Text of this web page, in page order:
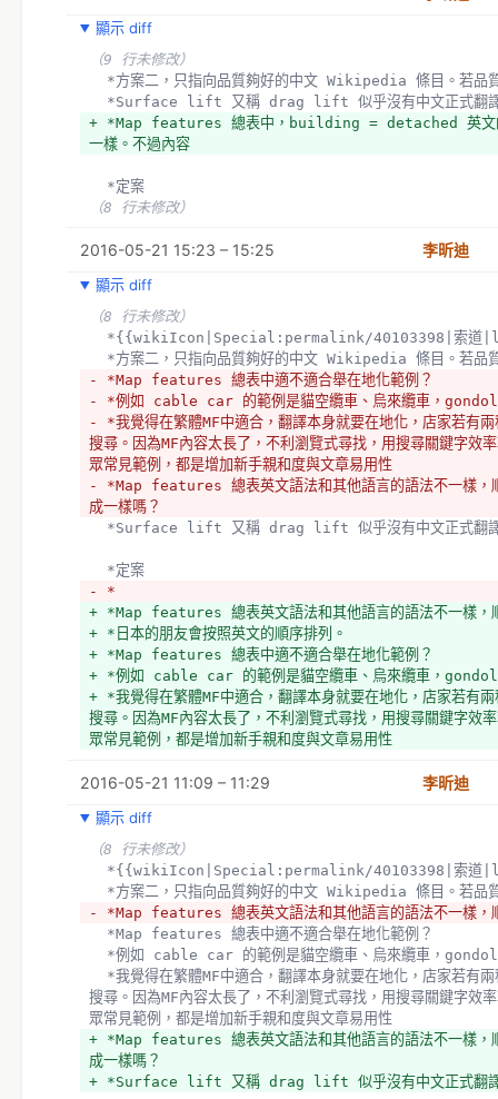
顯示 diff
（9 行未修改）
*方案二，只指向品質夠好的中文 Wikipedia 條目。若品
*Surface lift 又稱 drag lift 似乎沒有中文正式翻
+ *Map features 總表中，building = detached 英
一樣。不過內容
  *定案
（8 行未修改）
2016-05-21 15:23 – 15:25 李昕迪
顯示 diff
（8 行未修改）
*{{wikiIcon|Special:permalink/40103398|索道
*方案二，只指向品質夠好的中文 Wikipedia 條目。若品
- *Map features 總表中適不適合舉在地化範例？
- *例如 cable car 的範例是貓空纜車、烏來纜車，
- *我覺得在繁體MF中適合，翻譯本身就要在地化，店家若有
搜尋。因為MF內容太長了，不利瀏覽式尋找，用搜尋關鍵字效
眾常見範例，都是增加新手親和度與文章易用性
- *Map features 總表英文語法和其他語言的語法不一樣，
成一樣嗎？
*Surface lift 又稱 drag lift 似乎沒有中文正式翻
  *定案
- *
+ *Map features 總表英文語法和其他語言的語法不一樣，
+ *日本的朋友會按照英文的順序排列。
+ *Map features 總表中適不適合舉在地化範例？
+ *例如 cable car 的範例是貓空纜車、烏來纜車，
+ *我覺得在繁體MF中適合，翻譯本身就要在地化，店家若有
搜尋。因為MF內容太長了，不利瀏覽式尋找，用搜尋關鍵字效
眾常見範例，都是增加新手親和度與文章易用性
  *{{wikiIcon|Aerial tramway|空中纜車|lang=en}}
2016-05-21 11:09 – 11:29 李昕迪
顯示 diff
（8 行未修改）
*{{wikiIcon|Special:permalink/40103398|索道
*方案二，只指向品質夠好的中文 Wikipedia 條目。若品
- *Map features 總表英文語法和其他語言的語法不一樣，
  *Map features 總表中適不適合舉在地化範例？
*例如 cable car 的範例是貓空纜車、烏來纜車，
搜尋。因為MF內容太長了，不利瀏覽式尋找，用搜尋關鍵字效
眾常見範例，都是增加新手親和度與文章易用性
+ *Map features 總表英文語法和其他語言的語法不一樣，
成一樣嗎？
+ *Surface lift 又稱 drag lift 似乎沒有中文正式翻譯，